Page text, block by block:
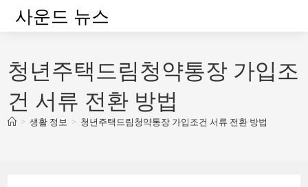
사운드 뉴스
청년주택드림청약통장 가입조
건 서류 전환 방법
> 생활 정보 > 청년주택드림청약통장 가입조건 서류 전환 방법